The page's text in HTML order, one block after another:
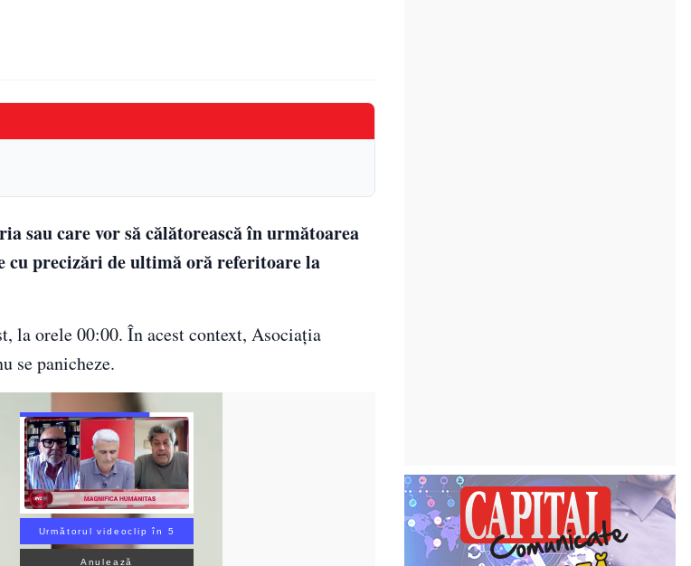
sau care vor să călătorească în următoarea
cu precizări de ultimă oră referitoare la
la orele 00:00. În acest context, Asociația
se panicheze.
Următorul videoclip în 3
Anulează